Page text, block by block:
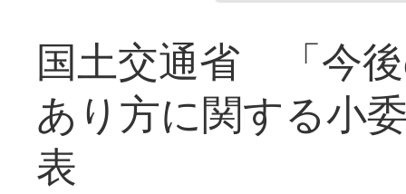
国土交通省 「今
あり方に関する小
表